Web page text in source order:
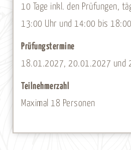
10 Tage inkl. den Prüfungen,
13:00 Uhr und 14:00 bis
Prüfungstermine
18.01.2027, 20.01.2027 und
Teilnehmerzahl
Maximal 18 Personen